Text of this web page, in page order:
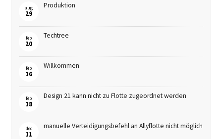
aug
29
Produktion
feb
20
Techtree
feb
16
Willkommen
feb
18
Design 21 kann nicht zu Flotte zugeordnet werden
dec
11
manuelle Verteidigungsbefehl an Allyflotte nicht möglich